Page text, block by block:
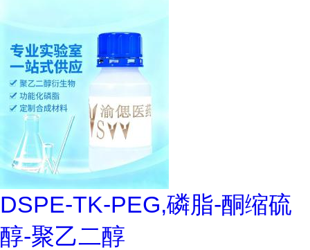
DSPE-TK-PEG,磷脂-酮缩硫
醇-聚乙二醇